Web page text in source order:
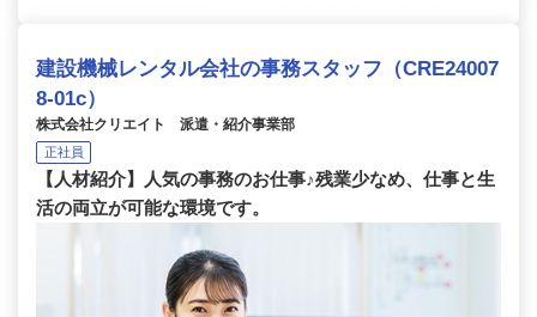
建設機械レンタル会社の事務スタッフ（CRE24007
8-01c）
株式会社クリエイト 派遣・紹介事業部
正社員
【人材紹介】人気の事務のお仕事♪残業少なめ、仕事と生
活の両立が可能な環境です。